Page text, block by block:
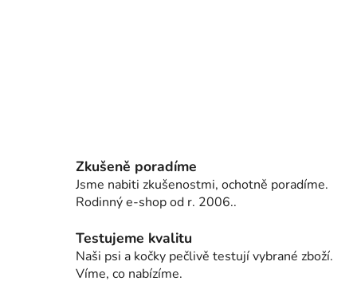
Zkušeně poradíme
Jsme nabiti zkušenostmi, ochotně poradíme.
Rodinný e-shop od r. 2006..
Testujeme kvalitu
Naši psi a kočky pečlivě testují vybrané zboží.
Víme, co nabízíme.